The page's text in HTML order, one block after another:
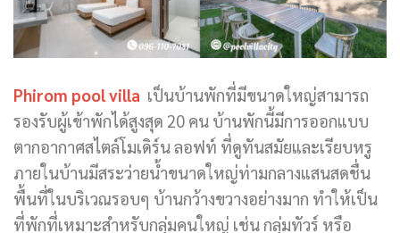
Phirom pool villa เป็นบ้านพักที่มีขนาดใหญ่สามารถ
รองรับผู้เข้าพักได้สูงสุด 20 คน บ้านพักนี้มีการออกแบบ
ตากอากาศสไตล์โมเดิร์น ลอฟท์ ที่ดูทันสมัยและเรียบหรู
ภายในบ้านมีสระว่ายน้ำขนาดใหญ่ท่ามกลางแสนสดชื่น
พื้นที่ในบริเวณรอบๆ บ้านกว้างขวางอย่างมาก ทำให้เป็น
ที่พักที่เหมาะสำหรับกลุ่มคนใหญ่ เช่น กลุ่มทัวร์ หรือ